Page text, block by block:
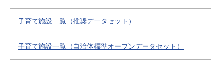
子育て施設一覧（推奨データセット）
子育て施設一覧（自治体標準オープンデータセット）